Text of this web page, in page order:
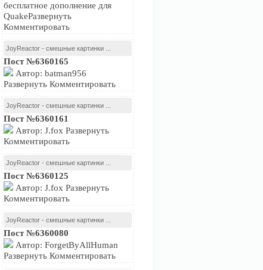
бесплатное дополнение для
QuakeРазвернуть
Комментировать
JoyReactor - смешные картинки ...
Пост №6360165
Автор: batman956
Развернуть Комментировать
JoyReactor - смешные картинки ...
Пост №6360161
Автор: J.fox Развернуть
Комментировать
JoyReactor - смешные картинки ...
Пост №6360125
Автор: J.fox Развернуть
Комментировать
JoyReactor - смешные картинки ...
Пост №6360080
Автор: ForgetByAllHuman
Развернуть Комментировать